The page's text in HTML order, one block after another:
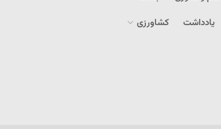
یادداشت
کشاورزی